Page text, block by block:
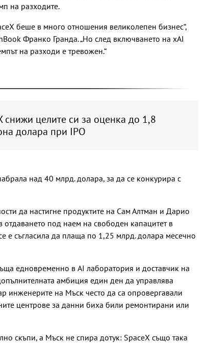
на разходите.
беше в много отношения великолепен бизнес“,
Франко Гранда. „Но след включването на xAI
на разходи е тревожен.“
снижи целите си за оценка до 1,8
долара при IPO
над 40 млрд. долара, за да се конкурира с
да настигне продуктите на Сам Алтман и Дарио
под наем на свободен капацитет в
е съгласила да плаща по 1,25 млрд. долара месечно
едновременно в AI лаборатория и доставчик на
амбиция един ден да управлява
инженерите на Мъск често да са опровергавали
центрове за данни биха били ремонтирани или
скъпи, а Мъск не спира дотук: SpaceX също така
Мачовете и спортът по
ТВ днес (6 август)